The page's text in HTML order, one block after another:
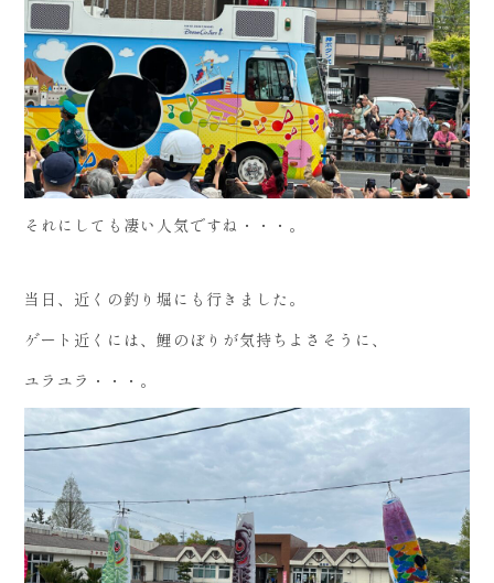
それにしても凄い人気ですね・・・。
当日、近くの釣り堀にも行きました。
ゲート近くには、鯉のぼりが気持ちよさそうに、
ユラユラ・・・。